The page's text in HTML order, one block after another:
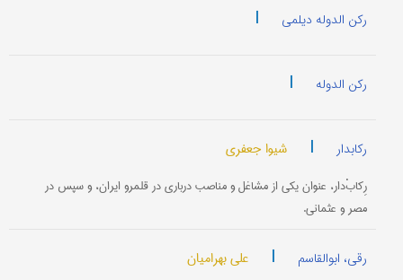
رکن الدوله دیلمی |
رکن الدوله |
رکاب‎دار | شیوا جعفری
رِکابْ‌دار، عنوان یکی از مشاغل و مناصب درباری در قلمرو ایران، و سپس در
مصر و عثمانی.
رقی، ابوالقاسم | علی بهرامیان